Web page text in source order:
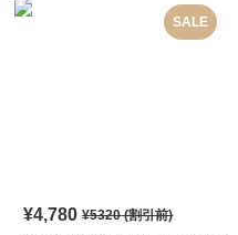
SALE
¥4,780 ¥5320(割引前)